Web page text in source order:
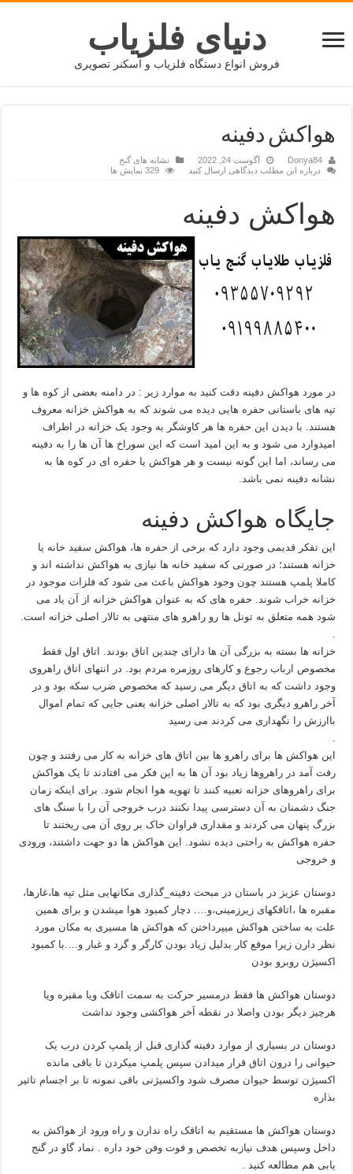
دنیای فلزیاب
فروش انواع دستگاه فلزیاب و اسکنر تصویری
هواکش دفینه
Donya84 آگوست 24, 2022
نشانه های گنج
درباره این مطلب دیدگاهی ارسال کنید
329 نمایش ها
هواکش دفینه
در مورد هواکش دفینه دقت کنید به موارد زیر : در دامنه بعضی از کوه ها و
تپه های باستانی حفره هایی دیده می شوند که به هواکش خزانه معروف
هستند. با دیدن این حفره ها هر کاوشگر به وجود یک خزانه در اطراف
امیدوارد می شود و به این امید است که این سوراخ ها آن ها را به دفینه
می رساند، اما این گونه نیست و هر هواکش یا حفره ای در کوه ها به
نشانه دفینه نمی باشد.
جایگاه هواکش دفینه
این تفکر قدیمی وجود دارد که برخی از حفره ها، هواکش سفید خانه یا
خزانه هستند؛ در صورتی که سفید خانه ها نیازی به هواکش نداشته اند و
کاملا پلمپ هستند چون وجود هواکش باعث می شود که فلزات موجود در
خزانه خراب شوند. حفره های که به عنوان هواکش خزانه از آن یاد می
شود همه متعلق به تونل ها رو راهرو های منتهی به تالار اصلی خزانه است.
خزانه ها بسته به بزرگی آن ها دارای چندین اتاق بودند. اتاق اول فقط
مخصوص ارباب رجوع و کارهای روزمره مردم بود. در انتهای اتاق راهروی
وجود داشت که به اتاق دیگر می رسید که مخصوص ضرب سکه بود و در
آخر راهرو دیگری بود که به تالار اصلی خزانه یعنی جایی که تمام اموال
باارزش را نگهداری می کردند می رسید
این هواکش ها برای راهرو ها بین اتاق های خزانه به کار می رفتند و چون
رفت آمد در راهروها زیاد بود آن ها به این فکر می افتادند تا یک هواکش
برای راهروهای خزانه تعبیه کنند تا تهویه هوا انجام شود. برای اینکه زمان
جنگ دشمنان به آن دسترسی پیدا نکنند درب خروجی آن را با سنگ های
بزرگ پنهان می کردند و مقداری فراوان خاک بر روی آن می ریختند تا
حفره هواکش به راحتی دیده نشود. این هواکش ها دو جهت داشتند، ورودی
و خروجی
دوستان عزیز در باستان در مبحث دفینه_گذاری مکانهایی مثل تپه ها،غارها،
مقبره ها ،اتاقکهای زیرزمینی،و…. دچار کمبود هوا میشدن و برای همین
علت به ساختن هواکش میپرداختن که هواکش ها مسیری به مکان مورد
نظر دارن زیرا موقع کار بدلیل زیاد بودن کارگر و گرد و غبار و….با کمبود
اکسیژن روبرو بودن
دوستان هواکش ها فقط درمسیر حرکت به سمت اتاقک ویا مقبره ویا
هرچیز دیگر بودن واصلا در نقطه آخر هواکشی وجود نداشت
دوستان در بسیاری از موارد دفینه گذاری قبل از پلمپ کردن درب یک
حیوانی را درون اتاق قرار میدادن سپس پلمپ میکردن تا باقی مانده
اکسیژن توسط حیوان مصرف شود واکسیژنی باقی نمونه تا بر اجسام تاثیر
بذاره
دوستان هواکش ها مستقیم به اتاقک راه ندارن و راه ورود از هواکش به
داخل وسپس هدف نیازبه تخصص و فوت وفن خود داره . نماد گاو در گنج
یابی هم مطالعه کنید .